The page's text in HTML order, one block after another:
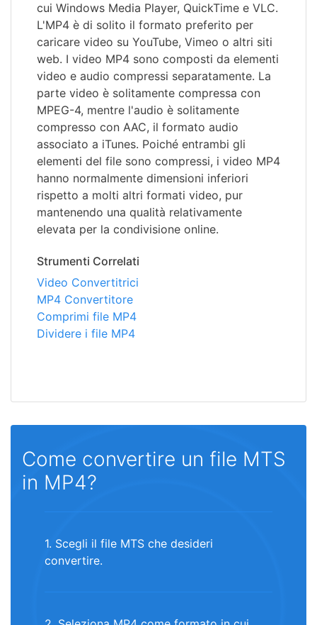
cui Windows Media Player, QuickTime e VLC.
L'MP4 è di solito il formato preferito per
caricare video su YouTube, Vimeo o altri siti
web. I video MP4 sono composti da elementi
video e audio compressi separatamente. La
parte video è solitamente compressa con
MPEG-4, mentre l'audio è solitamente
compresso con AAC, il formato audio
associato a iTunes. Poiché entrambi gli
elementi del file sono compressi, i video MP4
hanno normalmente dimensioni inferiori
rispetto a molti altri formati video, pur
mantenendo una qualità relativamente
elevata per la condivisione online.
Strumenti Correlati
Video Convertitrici
MP4 Convertitore
Comprimi file MP4
Dividere i file MP4
Come convertire un file MTS
in MP4?
1. Scegli il file MTS che desideri
convertire.